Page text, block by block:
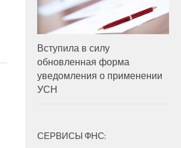
Вступила в силу
обновленная форма
уведомления о применении
УСН
СЕРВИСЫ ФНС: